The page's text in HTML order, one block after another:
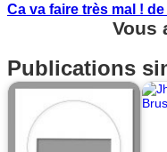
Ca va faire très mal !
Vous
Publications